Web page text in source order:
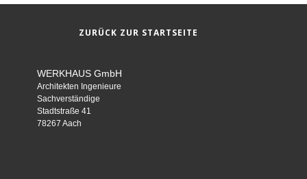
ZURÜCK ZUR STARTSEITE
WERKHAUS GmbH
Architekten Ingenieure
Sachverständige
Stadtstraße 41
78267 Aach